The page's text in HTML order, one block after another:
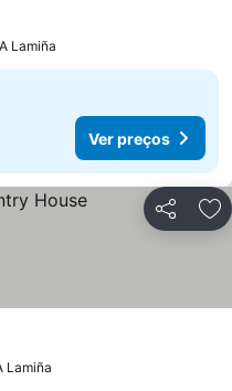
Lamiña
Ver preços
Partilhar
Lamiña